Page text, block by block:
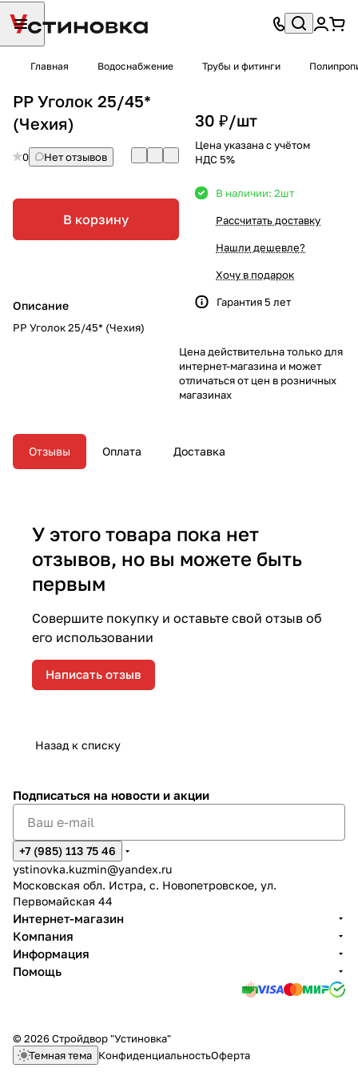
Главная Водоснабжение Трубы и фитинги
PP Уголок 25/45*
(Чехия)
0 Нет отзывов
В корзину
Описание
PP Уголок 25/45* (Чехия)
30 ₽/шт
Цена указана с учётом
НДС 5%
В наличии: 2шт
Рассчитать доставку
Нашли дешевле?
Хочу в подарок
Гарантия 5 лет
Цена действительна только для
интернет-магазина и может
отличаться от цен в розничных
магазинах
Отзывы Оплата Доставка
У этого товара пока нет
отзывов, но вы можете быть
первым
Совершите покупку и оставьте свой отзыв об
его использовании
Написать отзыв
Назад к списку
Подписаться на новости и акции
+7 (985) 113 75 46
ystinovka.kuzmin@yandex.ru
Московская обл. Истра, с. Новопетровское, ул.
Первомайская 44
Интернет-магазин
Компания
Информация
Помощь
© 2026 Стройдвор "Устиновка"
Темная тема КонфиденциальностьОферта